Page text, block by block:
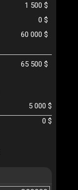
1 500 $
0 $
60 000 $
65 500 $
5 000 $
0 $